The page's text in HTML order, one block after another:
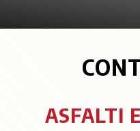
ASFALTI